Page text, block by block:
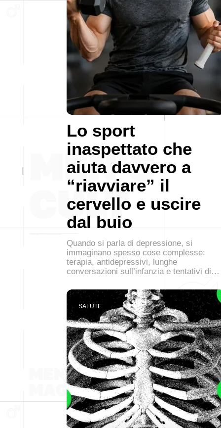
Lo sport
inaspettato che
aiuta davvero a
“riavviare” il
cervello e uscire
dal buio
Quando si parla di depressione, si
immaginano spesso cose complesse:
terapia, antidepressivi, lunghe
conversazioni sull’infanzia e tentativi di…
SALUTE